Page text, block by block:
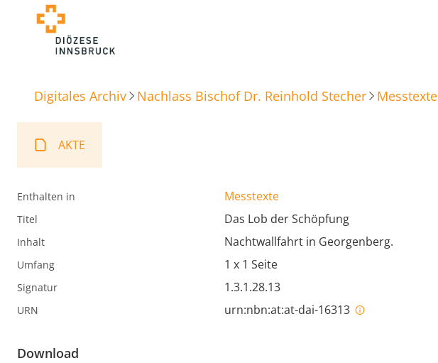
Digitales Archiv Nachlass Bischof Dr. Reinhold Stecher Messtexte
AKTE
Enthalten in Messtexte
Titel Das Lob der Schöpfung
Inhalt Nachtwallfahrt in Georgenberg.
Umfang 1 x 1 Seite
Signatur 1.3.1.28.13
URN urn:nbn:at:at-dai-16313
Download